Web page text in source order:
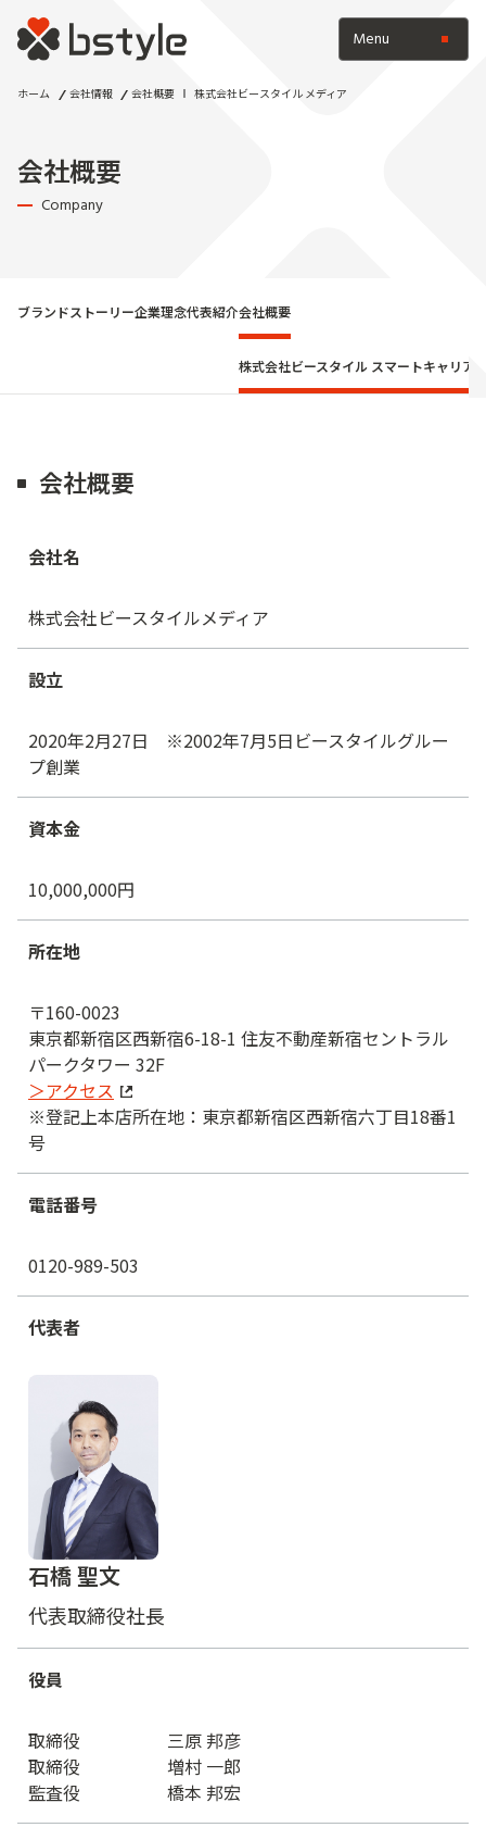
Menu
ホーム 会社情報 会社概要 株式会社ビースタイル メディア
会社概要
Company
ブランドストーリー企業理念代表紹介会社概要
株式会社ビースタイル スマートキャリア
会社概要
会社名
株式会社ビースタイルメディア
設立
2020年2月27日 ※2002年7月5日ビースタイルグルー
プ創業
資本金
10,000,000円
所在地
〒160-0023
東京都新宿区西新宿6-18-1 住友不動産新宿セントラル
パークタワー 32F
＞アクセス
※登記上本店所在地：東京都新宿区西新宿六丁目18番1
号
電話番号
0120-989-503
代表者
石橋 聖文
代表取締役社長
役員
取締役
三原 邦彦
取締役
増村 一郎
監査役
橋本 邦宏